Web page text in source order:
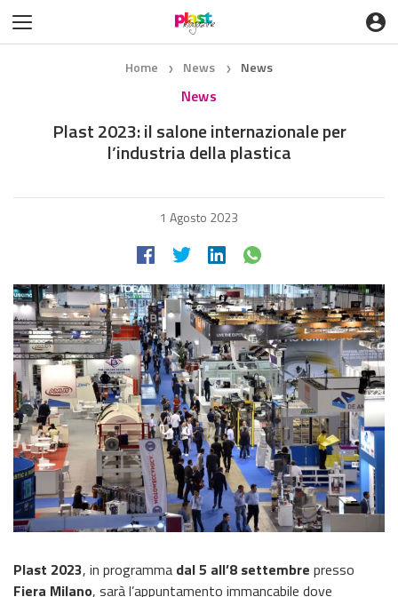
Home ❯ News ❯ News
News
Plast 2023: il salone internazionale per
l’industria della plastica
1 Agosto 2023
Plast 2023, in programma dal 5 all’8 settembre presso
Fiera Milano, sarà l’appuntamento immancabile dove